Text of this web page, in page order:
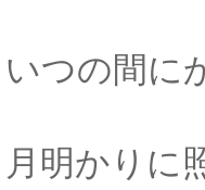
雲は晴
らされ